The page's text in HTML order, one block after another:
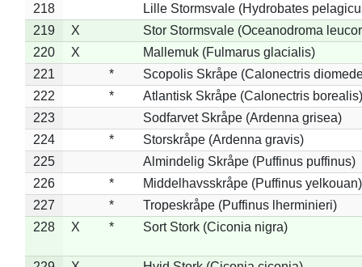
218
Lille Stormsvale (Hydrobates
219
X
Stor Stormsvale (Oceanodroma
220
X
Mallemuk (Fulmarus glacialis)
221
*
Scopolis Skråpe (Calonectris
222
*
Atlantisk Skråpe (Calonectris borealis)
223
Sodfarvet Skråpe (Ardenna grisea)
224
*
Storskråpe (Ardenna gravis)
225
Almindelig Skråpe (Puffinus puffinus)
226
*
Middelhavsskråpe (Puffinus yelkouan)
227
*
Tropeskråpe (Puffinus lherminieri)
228
X * Sort Stork (Ciconia nigra)